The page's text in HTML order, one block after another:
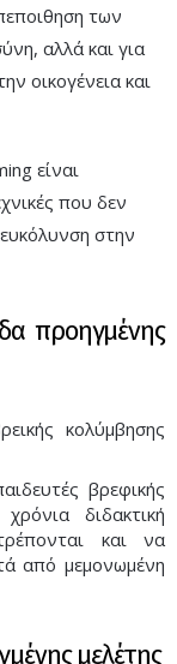
των
αλλά και για
οικογένεια και
είναι
που δεν
στην
προηγμένης
κολύμβησης
βρεφικής
διδακτική
και να
από μεμονωμένη
μελέτης